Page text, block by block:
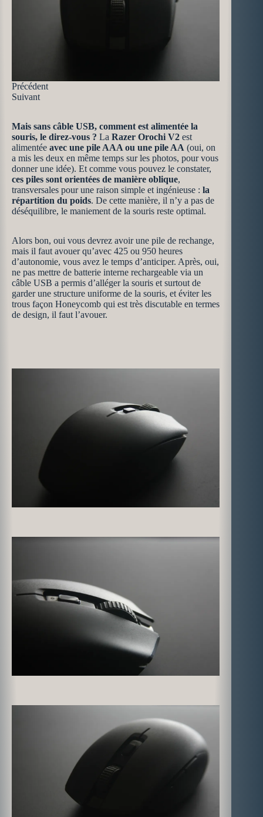
Précédent
Suivant
Mais sans câble USB, comment est alimentée la
souris, le direz-vous ? La Razer Orochi V2 est
alimentée avec une pile AAA ou une pile AA (oui, on
a mis les deux en même temps sur les photos, pour vous
donner une idée). Et comme vous pouvez le constater,
ces piles sont orientées de manière oblique,
transversales pour une raison simple et ingénieuse : la
répartition du poids. De cette manière, il n’y a pas de
déséquilibre, le maniement de la souris reste optimal.
Alors bon, oui vous devrez avoir une pile de rechange,
mais il faut avouer qu’avec 425 ou 950 heures
d’autonomie, vous avez le temps d’anticiper. Après, oui,
ne pas mettre de batterie interne rechargeable via un
câble USB a permis d’alléger la souris et surtout de
garder une structure uniforme de la souris, et éviter les
trous façon Honeycomb qui est très discutable en termes
de design, il faut l’avouer.